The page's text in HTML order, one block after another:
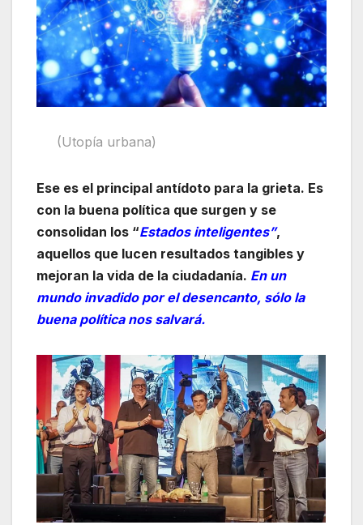
(Utopía urbana)
Ese es el principal antídoto para la grieta. Es
con la buena política que surgen y se
consolidan los “Estados inteligentes”,
aquellos que lucen resultados tangibles y
mejoran la vida de la ciudadanía. En un
mundo invadido por el desencanto, sólo la
buena política nos salvará.